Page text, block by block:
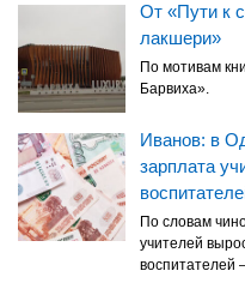
От «Пути к
лакшери»
По мотивам
Барвиха».
Иванов: в
зарплата
По словам
учителей
воспитателей